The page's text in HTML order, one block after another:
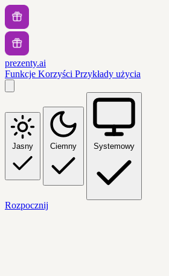
prezenty.ai
Funkcje Korzyści Przykłady użycia
Jasny Ciemny Systemowy
Rozpocznij